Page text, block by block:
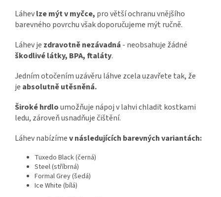
Láhevlzemýt v myčce, pro větší ochranu vnějšího
barevného povrchu však doporučujeme mýt ručně.
Láhev je zdravotně nezávadná - neobsahuje žádné
škodlivé látky, BPA, ftaláty.
Jedním otočením uzávěru láhve zcela uzavřete tak, že
je absolutně utěsněná.
Široké hrdloumožňuje nápoj v lahvi chladit kostkami
ledu, zároveň usnadňuje čištění.
Láhev nabízímev následujících barevných variantách:
Tuxedo Black (černá)
Steel (stříbrná)
Formal Grey (šedá)
Ice White (bílá)